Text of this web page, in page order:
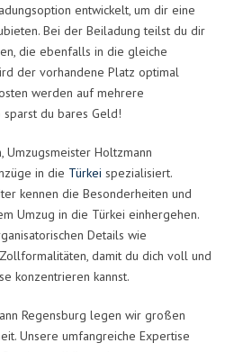
entwickelt, um dir eine
Bei der Beiladung teilst du dir
die ebenfalls in die gleiche
der vorhandene Platz optimal
werden auf mehrere
du bares Geld!
Umzugsmeister Holtzmann
in die Türkei spezialisiert.
kennen die Besonderheiten und
Umzug in die Türkei einhergehen.
Details wie
damit du dich voll und
konzentrieren kannst.
Regensburg legen wir großen
Unsere umfangreiche Expertise